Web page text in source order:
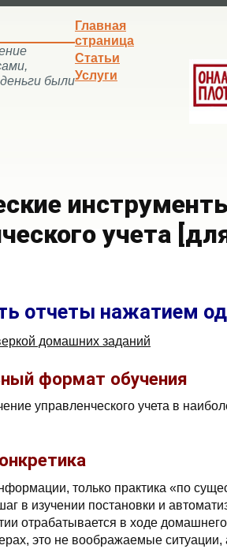
были
Главная
страница
Статьи
Услуги
учета
отчеты нажатием
домашних заданий
формат обучения
управленческого учета в
только практика «по
в изучении постановки и
отрабатывается в ходе
это не воображаемые ситуации,